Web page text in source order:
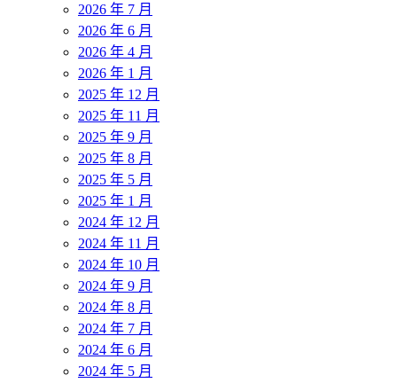
2026 年 7 月
2026 年 6 月
2026 年 4 月
2026 年 1 月
2025 年 12 月
2025 年 11 月
2025 年 9 月
2025 年 8 月
2025 年 5 月
2025 年 1 月
2024 年 12 月
2024 年 11 月
2024 年 10 月
2024 年 9 月
2024 年 8 月
2024 年 7 月
2024 年 6 月
2024 年 5 月